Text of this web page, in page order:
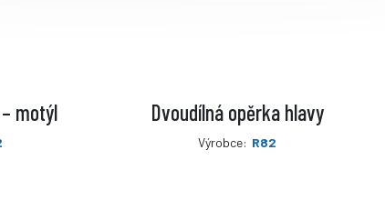
motýl Dvoudílná opěrka hlavy
Výrobce: R82